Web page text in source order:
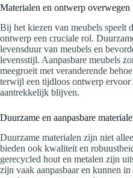
Materialen en ontwerp overwegen
Bij het kiezen van meubels speelt
ontwerp een cruciale rol.
levensduur van meubels en
levensstijl. Aanpasbare meubels
meegroeit met veranderende
terwijl een tijdloos ontwerp ervoor
aantrekkelijk blijven.
Duurzame en aanpasbare
Duurzame materialen zijn niet
bieden ook kwaliteit en
gerecycled hout en metalen zijn
zijn vaak aanpasbaar en kunnen